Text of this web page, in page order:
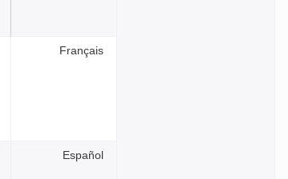
Français
Español